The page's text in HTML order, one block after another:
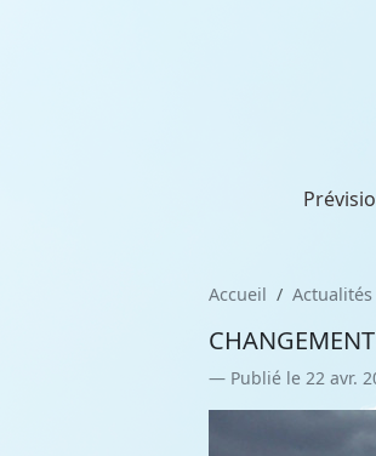
Accueil Actualités
Publié le 22 avr.